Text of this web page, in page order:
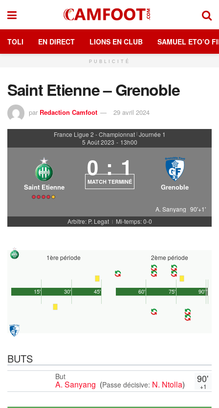
TOLI EN DIRECT LIONS EN CLUB SAMUEL ETO’O
PUBLICITÉ
Saint Etienne – Grenoble
par Redaction Camfoot 29 avril 2024
France Ligue 2 - Championnat | Journée 1
5 Août 2023 - 13h00
Saint Etienne
0 : 1
MATCH TERMINÉ
Grenoble
A. Sanyang 90'+1'
Arbitre: P. Legat | Mi-temps: 0-0
1ère période
45'
15' 30'
2ème période
90'
60' 75' 1'
BUTS
90'
+1
But
A. Sanyang (Passe décisive: N. Ntolla)